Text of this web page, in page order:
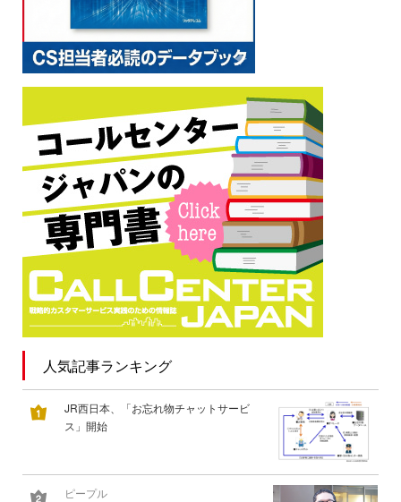
人気記事ランキング
JR西日本、「お忘れ物チャットサービ
ス」開始
ピープル